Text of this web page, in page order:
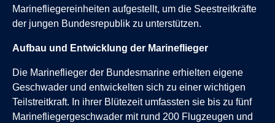
Marinefliegereinheiten aufgestellt, um die Seestreitkräfte
der jungen Bundesrepublik zu unterstützen.
Aufbau und Entwicklung der Marineflieger
Die Marineflieger der Bundesmarine erhielten eigene
Geschwader und entwickelten sich zu einer wichtigen
Teilstreitkraft. In ihrer Blütezeit umfassten sie bis zu fünf
Marinefliegergeschwader mit rund 200 Flugzeugen und